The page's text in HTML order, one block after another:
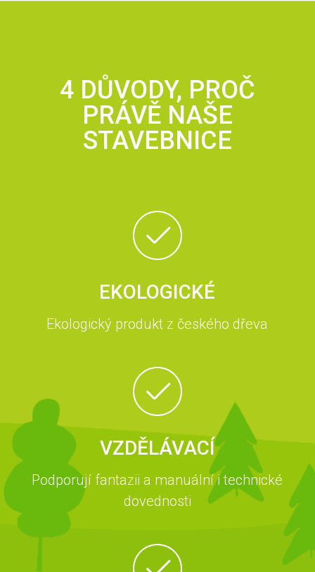
4 DŮVODY, PROČ
PRÁVĚ NAŠE
STAVEBNICE
EKOLOGICKÉ
Ekologický produkt z českého dřeva
VZDĚLÁVACÍ
Podporují fantazii a manuální i technické
dovednosti